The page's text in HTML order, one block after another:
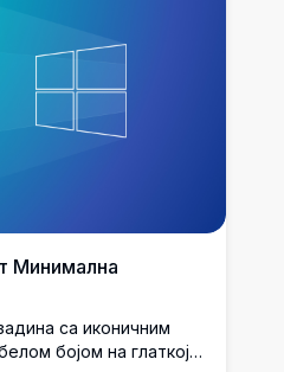
Минимална
са иконичним
бојом на глаткој